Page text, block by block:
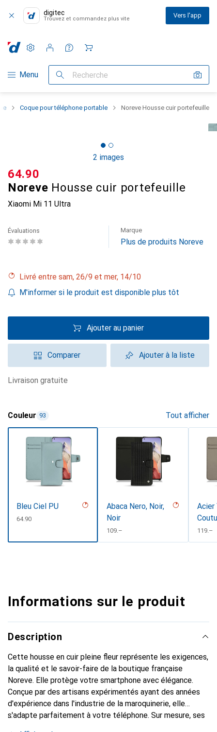
digitec
Trouvez et commandez plus vite Vers l'app
Navigation par catégorie
Menu Recherche
Paramètres
Compte client
Listes de comparaison
Listes d'envies
Panier
Coque pour téléphone portable Noreve Housse cuir portefeuille
2 images
Noreve Housse cuir portefeuille
Xiaomi Mi 11 Ultra
CHF
64.90
Évaluations Marque
Plus de produits Noreve
Livré entre sam, 26/9 et mer, 14/10
M'informer si le produit est disponible plus tôt
Ajouter au panier
Comparer Ajouter à la liste
livraison gratuite
Couleur 93 Tout afficher
Bleu Ciel PU
CHF
64.90
Abaca Nero, Noir,
Noir
CHF
109.–
Acier
CHF
119.–
Informations sur le produit
Description
Cette housse en cuir pleine fleur représente les exigences,
la qualité et le savoir-faire de la boutique française
Noreve. Elle protège votre smartphone avec élégance.
Conçue par des artisans expérimentés ayant des années
d'expérience dans l'industrie de la maroquinerie, elle
s'adapte parfaitement à votre téléphone. Sur mesure, ses